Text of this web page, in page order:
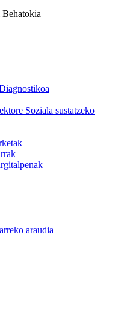
Soziala sustatzeko
araudia